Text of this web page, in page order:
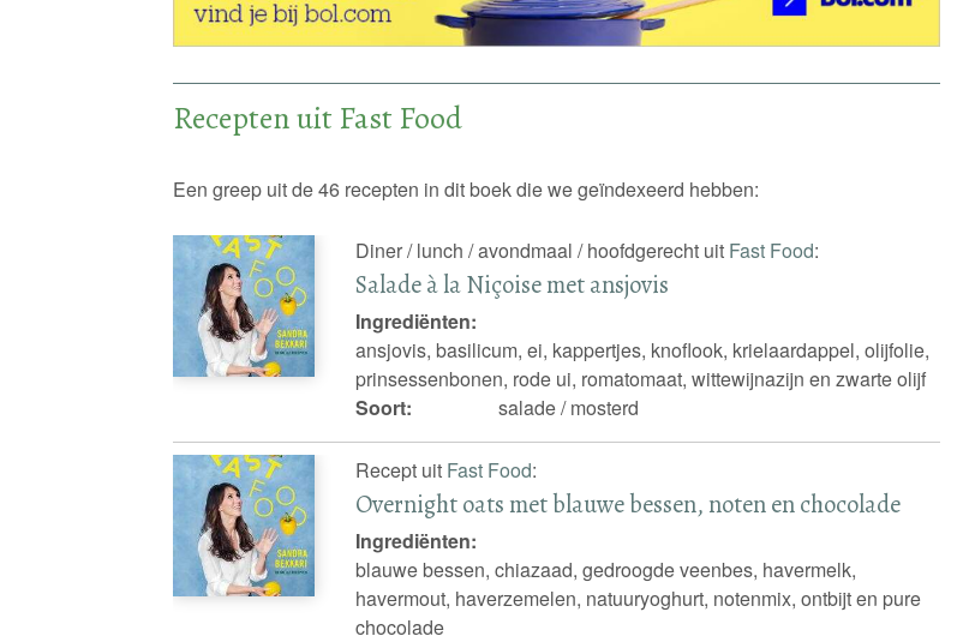
Recepten uit Fast Food
Een greep uit de 46 recepten in dit boek die we geïndexeerd hebben:
Diner / lunch / avondmaal / hoofdgerecht uit Fast Food:
Salade à la Niçoise met ansjovis
Ingrediënten:
ansjovis, basilicum, ei, kappertjes, knoflook, krielaardappel, olijfolie,
prinsessenbonen, rode ui, romatomaat, wittewijnazijn en zwarte olijf
Soort:
salade / mosterd
Recept uit Fast Food:
Overnight oats met blauwe bessen, noten en chocolade
Ingrediënten:
blauwe bessen, chiazaad, gedroogde veenbes, havermelk,
havermout, haverzemelen, natuuryoghurt, notenmix, ontbijt en pure
chocolade